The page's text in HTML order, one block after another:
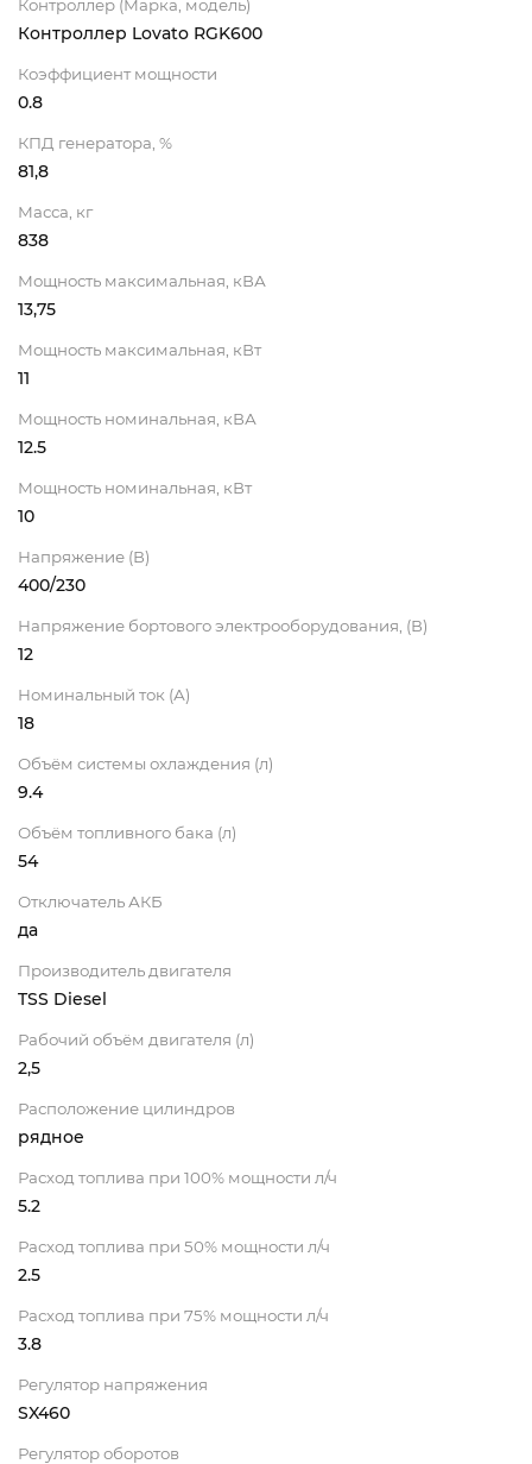
Контроллер (Марка, модель)
Контроллер Lovato RGK600
Коэффициент мощности
0.8
КПД генератора, %
81,8
Масса, кг
838
Мощность максимальная, кВА
13,75
Мощность максимальная, кВт
11
Мощность номинальная, кВА
12.5
Мощность номинальная, кВт
10
Напряжение (В)
400/230
Напряжение бортового электрооборудования, (В)
12
Номинальный ток (А)
18
Объём системы охлаждения (л)
9.4
Объём топливного бака (л)
54
Отключатель АКБ
да
Производитель двигателя
TSS Diesel
Рабочий объём двигателя (л)
2,5
Расположение цилиндров
рядное
Расход топлива при 100% мощности л/ч
5.2
Расход топлива при 50% мощности л/ч
2.5
Расход топлива при 75% мощности л/ч
3.8
Регулятор напряжения
SX460
Регулятор оборотов